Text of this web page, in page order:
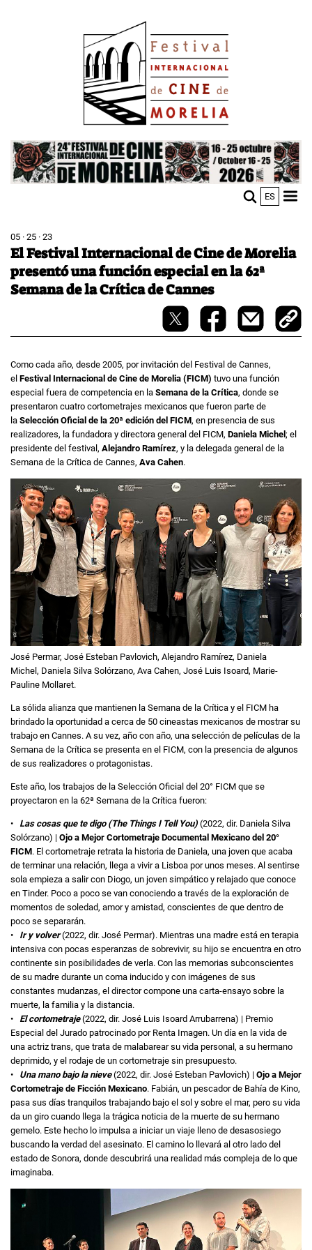
Image
ES
05 · 25 · 23
El Festival Internacional de Cine de Morelia
presentó una función especial en la 62ª
Semana de la Crítica de Cannes
Como cada año, desde 2005, por invitación del Festival de Cannes,
el Festival Internacional de Cine de Morelia (FICM) tuvo una función
especial fuera de competencia en la Semana de la Crítica, donde se
presentaron cuatro cortometrajes mexicanos que fueron parte de
la Selección Oficial de la 20ª edición del FICM, en presencia de sus
realizadores, la fundadora y directora general del FICM, Daniela Michel ; el
presidente del festival, Alejandro Ramírez, y la delegada general de la
Semana de la Crítica de Cannes, Ava Cahen.
José Permar, José Esteban Pavlovich, Alejandro Ramírez, Daniela
Michel, Daniela Silva Solórzano, Ava Cahen, José Luis Isoard, Marie-
Pauline Mollaret.
La sólida alianza que mantienen la Semana de la Crítica y el FICM ha
brindado la oportunidad a cerca de 50 cineastas mexicanos de mostrar su
trabajo en Cannes. A su vez, año con año, una selección de películas de la
Semana de la Crítica se presenta en el FICM, con la presencia de algunos
de sus realizadores o protagonistas.
Este año, los trabajos de la Selección Oficial del 20° FICM que se
proyectaron en la 62ª Semana de la Crítica fueron:
• Las cosas que te digo (The Things I Tell You) (2022, dir. Daniela Silva
Solórzano) | Ojo a Mejor Cortometraje Documental Mexicano del 20°
FICM. El cortometraje retrata la historia de Daniela, una joven que acaba
de terminar una relación, llega a vivir a Lisboa por unos meses. Al sentirse
sola empieza a salir con Diogo, un joven simpático y relajado que conoce
en Tinder. Poco a poco se van conociendo a través de la exploración de
momentos de soledad, amor y amistad, conscientes de que dentro de
poco se separarán.
• Ir y volver(2022, dir. José Permar). Mientras una madre está en terapia
intensiva con pocas esperanzas de sobrevivir, su hijo se encuentra en otro
continente sin posibilidades de verla. Con las memorias subconscientes
de su madre durante un coma inducido y con imágenes de sus
constantes mudanzas, el director compone una carta-ensayo sobre la
muerte, la familia y la distancia.
• El cortometraje(2022, dir. José Luis Isoard Arrubarrena) | Premio
Especial del Jurado patrocinado por Renta Imagen. Un día en la vida de
una actriz trans, que trata de malabarear su vida personal, a su hermano
deprimido, y el rodaje de un cortometraje sin presupuesto.
•
Una mano bajo la nieve(2022, dir. José Esteban Pavlovich) | Ojo a Mejor
Cortometraje de Ficción Mexicano. Fabián, un pescador de Bahía de Kino,
pasa sus días tranquilos trabajando bajo el sol y sobre el mar, pero su vida
da un giro cuando llega la trágica noticia de la muerte de su hermano
gemelo. Este hecho lo impulsa a iniciar un viaje lleno de desasosiego
buscando la verdad del asesinato. El camino lo llevará al otro lado del
estado de Sonora, donde descubrirá una realidad más compleja de lo que
imaginaba.